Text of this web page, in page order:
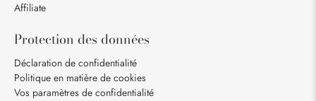
Affiliate
Protection des données
Déclaration de confidentialité
Politique en matière de cookies
Vos paramètres de confidentialité